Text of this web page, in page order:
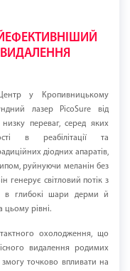
у Кропивницькому
лазер PicoSure від
переваг, серед яких
в реабілітації та
діодних апаратів,
руйнуючи меланін без
генерує світловий потік з
в глибокі шари дерми й
цьому рівні.
охолодження, що
видалення родимих
змогу точково впливати на